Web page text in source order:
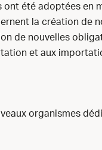
ont été adoptées en
la création de
de nouvelles
et aux
organismes